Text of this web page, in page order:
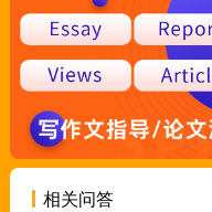
相关问答